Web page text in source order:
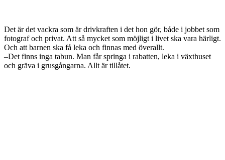
Det är det vackra som är drivkraften i det hon gör, både i jobbet som
fotograf och privat. Att så mycket som möjligt i livet ska vara härligt.
Och att barnen ska få leka och finnas med överallt.
–Det finns inga tabun. Man får springa i rabatten, leka i växthuset
och gräva i grusgångarna. Allt är tillåtet.